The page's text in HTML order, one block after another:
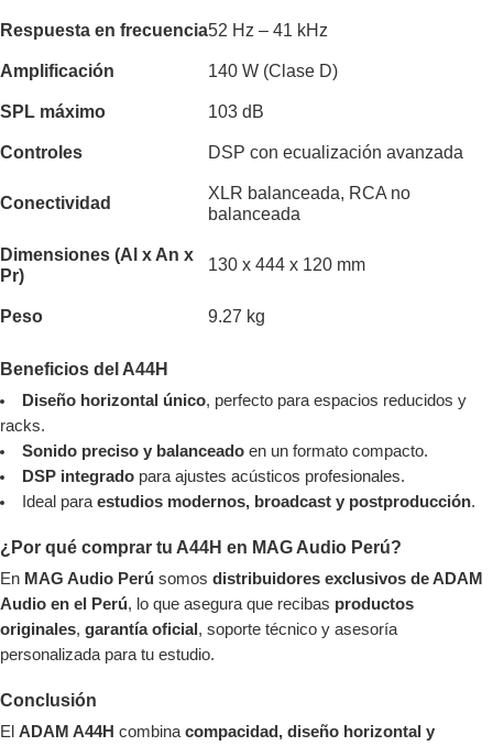
Respuesta en frecuencia52 Hz – 41 kHz
Amplificación 140 W (Clase D)
SPL máximo 103 dB
Controles DSP con ecualización avanzada
Conectividad
XLR balanceada, RCA no
balanceada
Dimensiones (Al x An x
Pr)
130 x 444 x 120 mm
Peso 9.27 kg
Beneficios del A44H
Diseño horizontal único, perfecto para espacios reducidos y
racks.
Sonido preciso y balanceadoen un formato compacto.
DSP integradopara ajustes acústicos profesionales.
Ideal para estudios modernos, broadcast y postproducción.
¿Por qué comprar tu A44H en MAG Audio Perú?
En MAG Audio Perú somos distribuidores exclusivos de ADAM
Audio en el Perú, lo que asegura que recibas productos
originales, garantía oficial , soporte técnico y asesoría
personalizada para tu estudio.
Conclusión
El ADAM A44H combina compacidad, diseño horizontal y